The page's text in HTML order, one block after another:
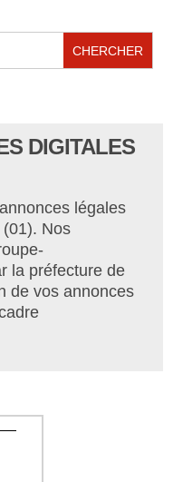
DIGITALES
légales
(01). Nos
la préfecture de
de vos annonces